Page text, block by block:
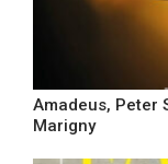
Amadeus, Peter
Marigny